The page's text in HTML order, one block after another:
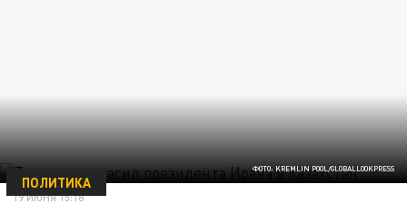
ФОТО: KREMLIN POOL/GLOBALLOOKPRESS
ПОЛИТИКА
19 ИЮНЯ 15:18